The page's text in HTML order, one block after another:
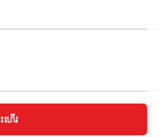
ហើរ